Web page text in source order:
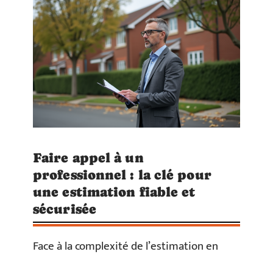
Faire appel à un
professionnel : la clé pour
une estimation fiable et
sécurisée
Face à la complexité de l’estimation en